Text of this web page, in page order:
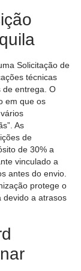
Solicitação de
técnicas
de entrega. O
em que os
As
de
de 30% a
vinculado a
antes do envio.
protege o
devido a atrasos